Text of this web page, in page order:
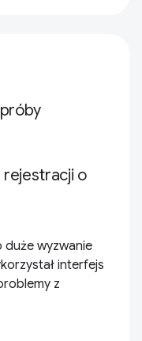
o
duże wyzwanie
interfejs
z